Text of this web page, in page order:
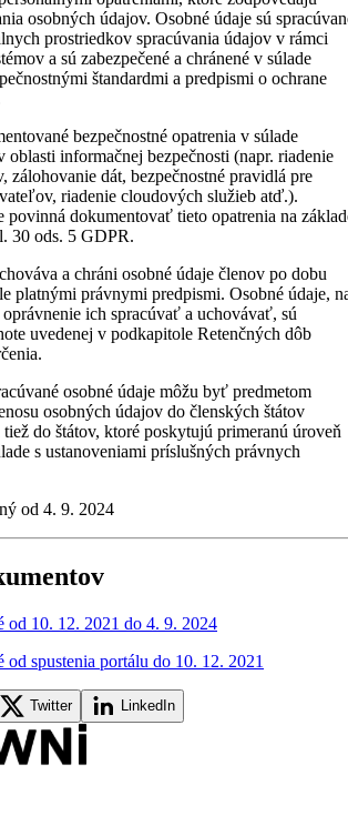
osobných údajov. Osobné údaje sú
prostriedkov spracúvania údajov v rámci
a sú zabezpečené a chránené v súlade
štandardmi a predpismi o ochrane
bezpečnostné opatrenia v súlade
oblasti informačnej bezpečnosti (napr. riadenie
zálohovanie dát, bezpečnostné pravidlá pre
riadenie cloudových služieb atď.).
povinná dokumentovať tieto opatrenia na
30 ods. 5 GDPR.
a chráni osobné údaje členov po dobu
platnými právnymi predpismi. Osobné údaje,
ich spracúvať a uchovávať, sú
uvedenej v podkapitole Retenčných dôb
osobné údaje môžu byť predmetom
osobných údajov do členských štátov
do štátov, ktoré poskytujú primeranú úroveň
s ustanoveniami príslušných právnych
od 4. 9. 2024
od 10. 12. 2021 do 4. 9. 2024
od spustenia portálu do 10. 12. 2021
Twitter LinkedIn